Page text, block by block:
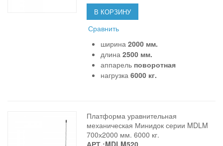
В КОРЗИНУ
Сравнить
ширина2000 мм.
длина2500 мм.
аппарель поворотная
нагрузка 6000 кг.
Платформа уравнительная
механическая Минидок серии MDLM
700х2000 мм. 6000 кг.
АРТ.:MDLM520